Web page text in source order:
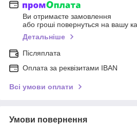
Ви отримаєте замовлення
або гроші повернуться на вашу
Детальніше
Післяплата
Оплата за реквізитами IBAN
Всі умови оплати
Умови повернення